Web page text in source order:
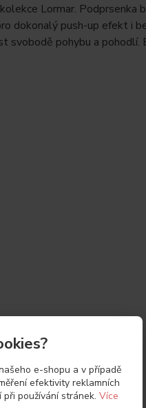
Lormar. Podprsenka
dokonalý push-up efekt i
pohybu a
e-shopu a v případě
efektivity reklamních
používání stránek. Více